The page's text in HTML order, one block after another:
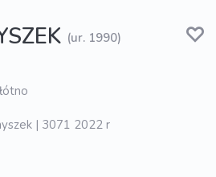
(ur. 1990)
| 3071 2022 r